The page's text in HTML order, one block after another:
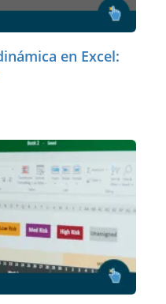
en Excel: